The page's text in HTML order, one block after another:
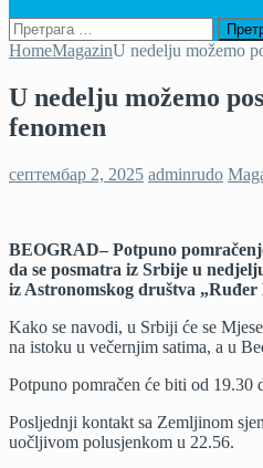
Претрага
за:
HomeMagazinU nedelju možemo
U nedelju možemo
fenomen
септембар 2, 2025 adminrudo
BEOGRAD– Potpuno
da se posmatra iz Srbije u
iz Astronomskog društva „Ruđer
Kako se navodi, u Srbiji će se
na istoku u večernjim satima, a u
Potpuno pomračen će biti od 19.30
Posljednji kontakt sa Zemljinom
uočljivom polusjenkom u 22.56.